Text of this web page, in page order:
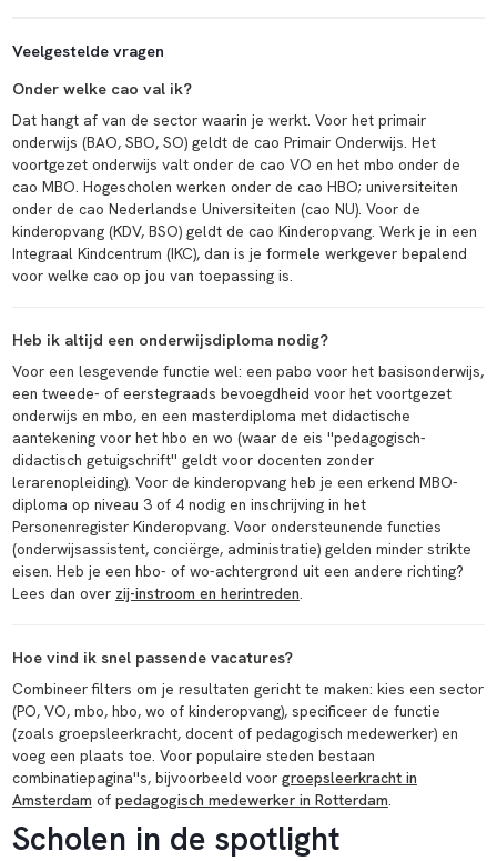
Veelgestelde vragen
Onder welke cao val ik?
Dat hangt af van de sector waarin je werkt. Voor het primair
onderwijs (BAO, SBO, SO) geldt de cao Primair Onderwijs. Het
voortgezet onderwijs valt onder de cao VO en het mbo onder de
cao MBO. Hogescholen werken onder de cao HBO; universiteiten
onder de cao Nederlandse Universiteiten (cao NU). Voor de
kinderopvang (KDV, BSO) geldt de cao Kinderopvang. Werk je in een
Integraal Kindcentrum (IKC), dan is je formele werkgever bepalend
voor welke cao op jou van toepassing is.
Heb ik altijd een onderwijsdiploma nodig?
Voor een lesgevende functie wel: een pabo voor het basisonderwijs,
een tweede- of eerstegraads bevoegdheid voor het voortgezet
onderwijs en mbo, en een masterdiploma met didactische
aantekening voor het hbo en wo (waar de eis ''pedagogisch-
didactisch getuigschrift'' geldt voor docenten zonder
lerarenopleiding). Voor de kinderopvang heb je een erkend MBO-
diploma op niveau 3 of 4 nodig en inschrijving in het
Personenregister Kinderopvang. Voor ondersteunende functies
(onderwijsassistent, conciërge, administratie) gelden minder strikte
eisen. Heb je een hbo- of wo-achtergrond uit een andere richting?
Lees dan over zij-instroom en herintreden.
Hoe vind ik snel passende vacatures?
Combineer filters om je resultaten gericht te maken: kies een sector
(PO, VO, mbo, hbo, wo of kinderopvang), specificeer de functie
(zoals groepsleerkracht, docent of pedagogisch medewerker) en
voeg een plaats toe. Voor populaire steden bestaan
combinatiepagina''s, bijvoorbeeld voor groepsleerkracht in
Amsterdam of pedagogisch medewerker in Rotterdam.
Scholen in de spotlight